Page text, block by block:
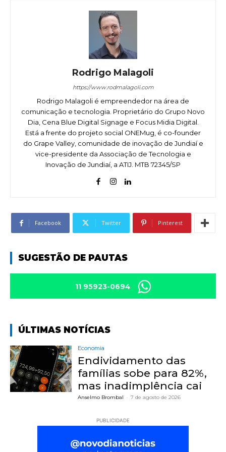
Rodrigo Malagoli
https://www.rodmalagoli.com
Rodrigo Malagoli é empreendedor na área de
comunicação e tecnologia. Proprietário do Grupo Novo
Dia, Cena Blue Digital Signage e Focus Midia Digital.
Está a frente do projeto social ONEMug, é co-founder
do Grape Valley, comunidade de inovação de Jundiaí e
vice-presidente da Associação de Tecnologia e
Inovação de Jundiaí, a ATIJ. MTB 72345/SP
Facebook Twitter Pinterest
SUGESTÃO DE PAUTAS
11 95923-0694
ÚLTIMAS NOTÍCIAS
Economia
Endividamento das
famílias sobe para 82%,
mas inadimplência cai
Anselmo Brombal - 7 de agosto de 2026
PUBLICIDADE